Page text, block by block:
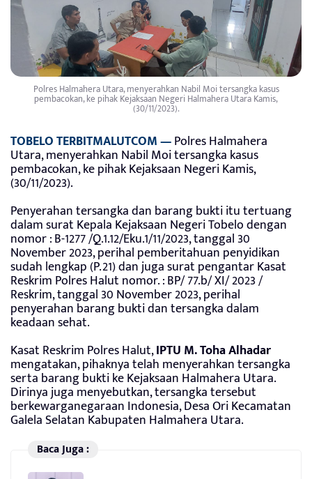
Polres Halmahera Utara, menyerahkan Nabil Moi tersangka kasus
pembacokan, ke pihak Kejaksaan Negeri Halmahera Utara Kamis,
(30/11/2023).
TOBELO TERBITMALUTCOM —Polres Halmahera
Utara, menyerahkan Nabil Moi tersangka kasus
pembacokan, ke pihak Kejaksaan Negeri Kamis,
(30/11/2023).
Penyerahan tersangka dan barang bukti itu tertuang
dalam surat Kepala Kejaksaan Negeri Tobelo dengan
nomor : B-1277 /Q.1.12/Eku.1/11/2023, tanggal 30
November 2023, perihal pemberitahuan penyidikan
sudah lengkap (P.21) dan juga surat pengantar Kasat
Reskrim Polres Halut nomor. : BP/ 77.b/ XI/ 2023 /
Reskrim, tanggal 30 November 2023, perihal
penyerahan barang bukti dan tersangka dalam
keadaan sehat.
Kasat Reskrim Polres Halut,IPTU M. Toha Alhadar
mengatakan, pihaknya telah menyerahkan tersangka
serta barang bukti ke Kejaksaan Halmahera Utara.
Dirinya juga menyebutkan, tersangka tersebut
berkewarganegaraan Indonesia, Desa Ori Kecamatan
Galela Selatan Kabupaten Halmahera Utara.
Baca Juga :